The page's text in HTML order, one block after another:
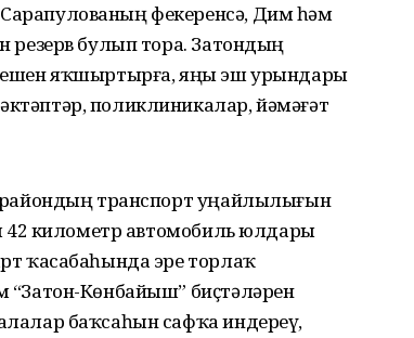
фекеренсә, Дим һәм
резерв булып тора. Затондың
яҡшыртырға, яңы эш урындары
поликлиникалар, йәмәғәт
райондың транспорт уңайлылығын
42 километр автомобиль юлдары
ҡасабаһында эре торлаҡ
“Затон-Көнбайыш” биҫтәләрен
баҡсаһын сафҡа индереү,